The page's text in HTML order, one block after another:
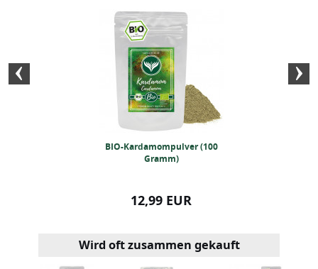
BIO-Kardamompulver (100
Gramm)
12,99 EUR
Wird oft zusammen gekauft